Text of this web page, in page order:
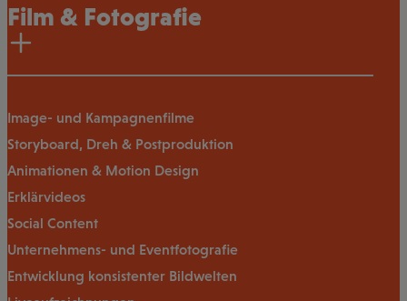
Film & Fotografie
Image- und Kampagnenfilme
Storyboard, Dreh & Postproduktion
Animationen & Motion Design
Erklärvideos
Social Content
Unternehmens- und Eventfotografie
Entwicklung konsistenter Bildwelten